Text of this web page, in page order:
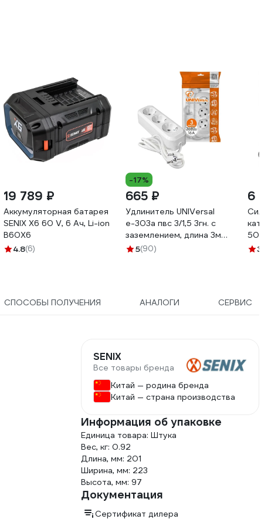
19 789 ₽
Аккумуляторная батарея
SENIX X6 60 V, 6 Ач, Li-ion
B60X6
4.8(6)
-17%
665 ₽
Удлинитель UNIVersal
е-303а пвс 3/1,5 3гн. с
заземлением, длина 3м
(еврослот) 1722
5(90)
6
50м
3.5
СПОСОБЫ ПОЛУЧЕНИЯ АНАЛОГИ СЕРВИС
SENIX
Все товары бренда
Китай — родина бренда
Китай — страна производства
Информация об упаковке
Единица товара: Штука
Вес, кг: 0.92
Длина, мм: 201
Ширина, мм: 223
Высота, мм: 97
Документация
Сертификат дилера